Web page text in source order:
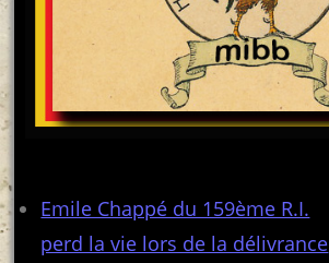
Emile Chappé du 159ème R.I.
perd la vie lors de la délivrance